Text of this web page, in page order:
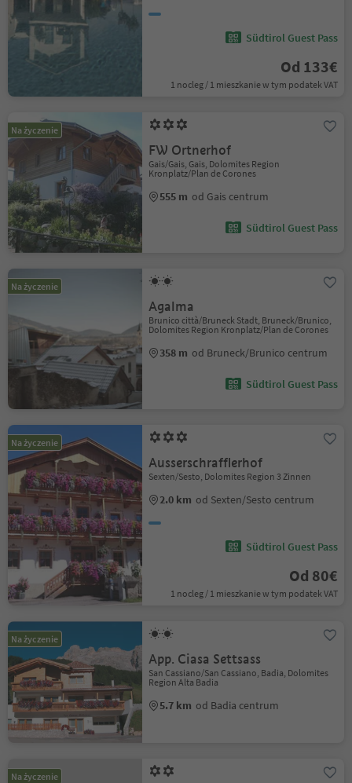
Südtirol Guest Pass
Od 133€
1 nocleg / 1 mieszkanie w tym podatek VAT
Na życzenie
FW Ortnerhof
Gais/Gais, Gais, Dolomites Region
Kronplatz/Plan de Corones
555 m od Gais centrum
Südtirol Guest Pass
Na życzenie
Agalma
Brunico città/Bruneck Stadt, Bruneck/Brunico,
Dolomites Region Kronplatz/Plan de Corones
358 m od Bruneck/Brunico centrum
Südtirol Guest Pass
Na życzenie
Ausserschrafflerhof
Sexten/Sesto, Dolomites Region 3 Zinnen
2.0 km od Sexten/Sesto centrum
Südtirol Guest Pass
Od 80€
1 nocleg / 1 mieszkanie w tym podatek VAT
Na życzenie
App. Ciasa Settsass
San Cassiano/San Cassiano, Badia, Dolomites
Region Alta Badia
5.7 km od Badia centrum
Na życzenie